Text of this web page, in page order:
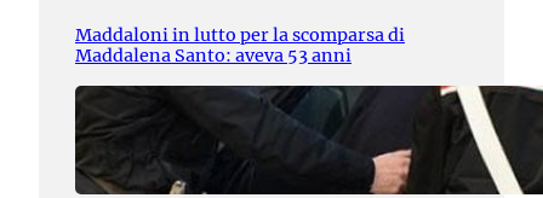
Maddaloni in lutto per la scomparsa di
Maddalena Santo: aveva 53 anni